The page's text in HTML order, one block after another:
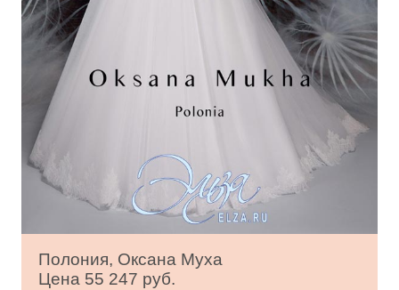
Полония, Оксана Муха
Цена 55 247 руб.